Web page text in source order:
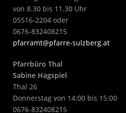
von 8.30 bis 11.30 Uhr
05516-2204 oder
0676-832408215
pfarramt@pfarre-sulzberg.at
Pfarrbüro Thal
Sabine Hagspiel
Thal 26
Donnerstag von 14:00 bis 15:00
0676-832408215